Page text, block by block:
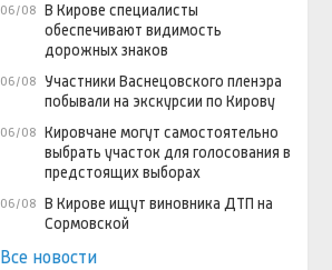
06/08 В Кирове специалисты
обеспечивают видимость
дорожных знаков
06/08 Участники Васнецовского пленэра
побывали на экскурсии по Кирову
06/08 Кировчане могут самостоятельно
выбрать участок для голосования в
предстоящих выборах
06/08 В Кирове ищут виновника ДТП на
Сормовской
Все новости